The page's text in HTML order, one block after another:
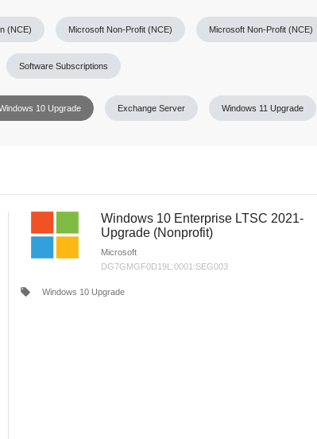
(NCE) Microsoft Non-Profit (NCE) Microsoft Non-Profit (NCE)
10 Upgrade Exchange Server Windows 11 Upgrade
Software Subscriptions
Windows 10 Enterprise LTSC 2021-
Upgrade (Nonprofit)
Microsoft
DG7GMGF0D19L:0001:SEG003
local_offer Windows 10 Upgrade